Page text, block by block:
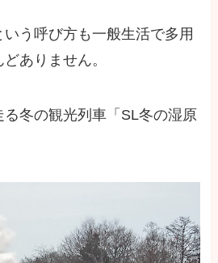
う呼び方も一般生活で多用
ありません。
冬の観光列車「SL冬の湿原